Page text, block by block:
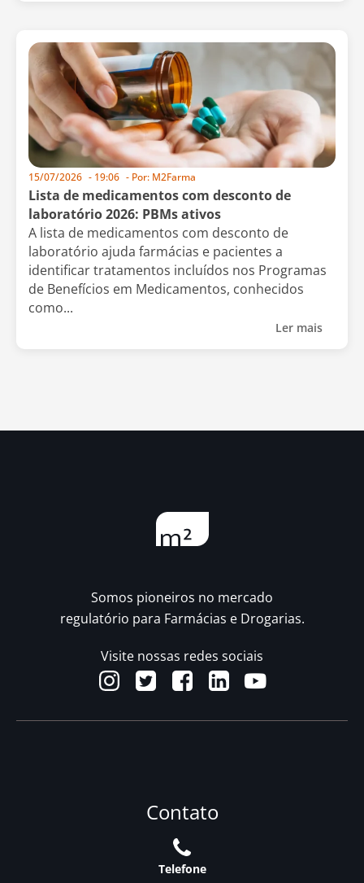
15/07/2026 - 19:06 - Por: M2Farma
Lista de medicamentos com desconto de
laboratório 2026: PBMs ativos
A lista de medicamentos com desconto de
laboratório ajuda farmácias e pacientes a
identificar tratamentos incluídos nos Programas
de Benefícios em Medicamentos, conhecidos
como...
Ler mais
Somos pioneiros no mercado
regulatório para Farmácias e Drogarias.
Visite nossas redes sociais
Contato
Telefone